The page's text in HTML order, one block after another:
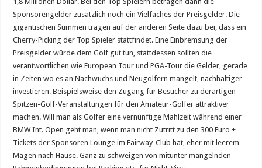
Sponsorengelder zusätzlich noch ein Vielfaches der Preisgelder. Die
gigantischen Summen tragen auf der anderen Seite dazu bei, dass ein
Cherry-Picking der Top Spieler stattfindet. Eine Einbremsung der
Preisgelder würde dem Golf gut tun, stattdessen sollten die
verantwortlichen wie European Tour und PGA-Tour die Gelder, gerade
in Zeiten wo es an Nachwuchs und Neugolfern mangelt, nachhaltiger
investieren. Beispielsweise den Zugang für Besucher zu derartigen
Spitzen-Golf-Veranstaltungen für den Amateur-Golfer attraktiver
machen. Will man als Golfer eine vernünftige Mahlzeit während einer
BMW Int. Open geht man, wenn man nicht Zutritt zu den 300 Euro +
Tickets der Sponsoren Lounge im Fairway-Club hat, eher mit leerem
Magen nach Hause. Ganz zu schweigen von mitunter mangelnden